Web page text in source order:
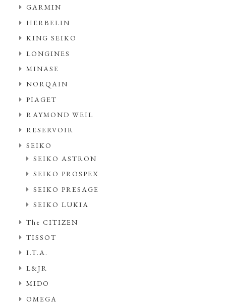
GARMIN
HERBELIN
KING SEIKO
LONGINES
MINASE
NORQAIN
PIAGET
RAYMOND WEIL
RESERVOIR
SEIKO
SEIKO ASTRON
SEIKO PROSPEX
SEIKO PRESAGE
SEIKO LUKIA
The CITIZEN
TISSOT
I.T.A.
L&JR
MIDO
OMEGA